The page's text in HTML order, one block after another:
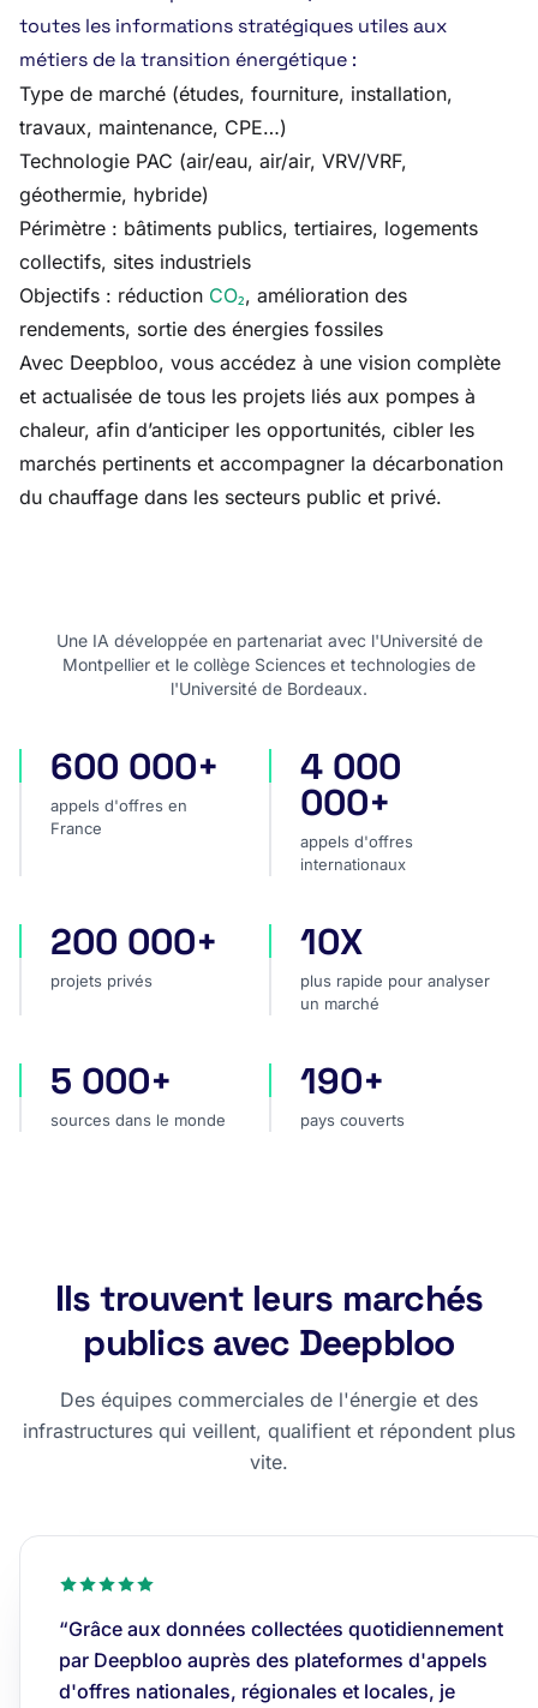
toutes les informations stratégiques utiles aux
métiers de la transition énergétique :
Type de marché (études, fourniture, installation,
travaux, maintenance, CPE…)
Technologie PAC (air/eau, air/air, VRV/VRF,
géothermie, hybride)
Périmètre : bâtiments publics, tertiaires, logements
collectifs, sites industriels
Objectifs : réduction CO₂, amélioration des
rendements, sortie des énergies fossiles
Avec Deepbloo, vous accédez à une vision complète
et actualisée de tous les projets liés aux pompes à
chaleur, afin d’anticiper les opportunités, cibler les
marchés pertinents et accompagner la décarbonation
du chauffage dans les secteurs public et privé.
Une IA développée en partenariat avec l'Université de
Montpellier et le collège Sciences et technologies de
l'Université de Bordeaux.
appels d'offres en France
600 000+
appels d'offres en
France
appels d'offres
4 000
000+
appels d'offres
internationaux
projets privés
200 000+
projets privés
plus rapide pour analyser
10X
plus rapide pour analyser
un marché
sources dans le monde
5 000+
sources dans le monde
pays couverts
190+
pays couverts
Ils trouvent leurs marchés
publics avec Deepbloo
Des équipes commerciales de l'énergie et des
infrastructures qui veillent, qualifient et répondent plus
vite.
“Grâce aux données collectées quotidiennement
par Deepbloo auprès des plateformes d'appels
d'offres nationales, régionales et locales, je